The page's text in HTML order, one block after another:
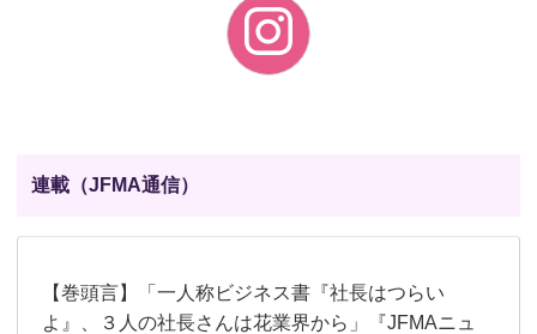
連載（JFMA通信）
【巻頭言】「一人称ビジネス書『社長はつらい
よ』、３人の社長さんは花業界から」『JFMAニュ